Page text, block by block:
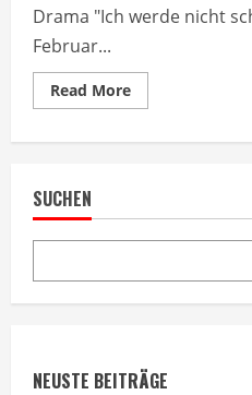
Drama "Ich werde nicht
Februar...
Read MoreRead
more
über
NS-
SUCHEN
NEUSTE BEITRÄGE